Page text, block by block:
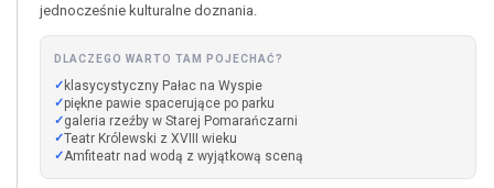
jednocześnie kulturalne doznania.
DLACZEGO WARTO TAM POJECHAĆ?
klasycystyczny Pałac na Wyspie
piękne pawie spacerujące po parku
galeria rzeźby w Starej Pomarańczarni
Teatr Królewski z XVIII wieku
Amfiteatr nad wodą z wyjątkową sceną